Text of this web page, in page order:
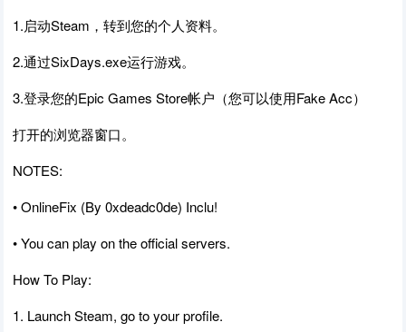
1.启动Steam，转到您的个人资料。
2.通过SixDays.exe运行游戏。
3.登录您的Epic Games Store帐户（您可以使用Fake Acc）
打开的浏览器窗口。
NOTES:
• OnlineFix (By 0xdeadc0de) Inclu!
• You can play on the official servers.
How To Play:
1. Launch Steam, go to your profile.